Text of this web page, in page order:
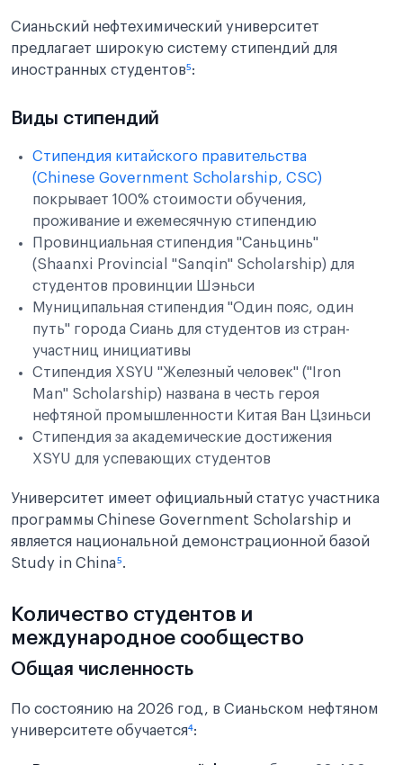
Сианьский нефтехимический университет
предлагает широкую систему стипендий для
иностранных студентов⁵:
Виды стипендий
Стипендия китайского правительства
(Chinese Government Scholarship, CSC)
покрывает 100% стоимости обучения,
проживание и ежемесячную стипендию
Провинциальная стипендия "Саньцинь"
(Shaanxi Provincial "Sanqin" Scholarship) для
студентов провинции Шэньси
Муниципальная стипендия "Один пояс, один
путь" города Сиань для студентов из стран-
участниц инициативы
Стипендия XSYU "Железный человек" ("Iron
Man" Scholarship) названа в честь героя
нефтяной промышленности Китая Ван Цзиньси
Стипендия за академические достижения
XSYU для успевающих студентов
Университет имеет официальный статус участника
программы Chinese Government Scholarship и
является национальной демонстрационной базой
Study in China⁵.
Количество студентов и
международное сообщество
Общая численность
По состоянию на 2026 год, в Сианьском нефтяном
университете обучается⁴: